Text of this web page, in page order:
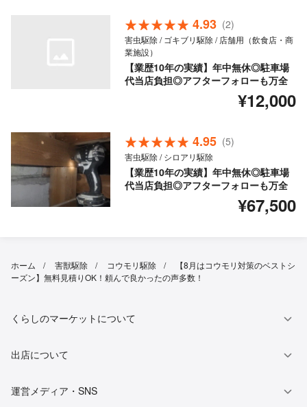
4.93 (2)
害虫駆除 / ゴキブリ駆除 / 店舗用（飲食店・商
業施設）
【業歴10年の実績】年中無休◎駐車場
代当店負担◎アフターフォローも万全
¥12,000
4.95 (5)
害虫駆除 / シロアリ駆除
【業歴10年の実績】年中無休◎駐車場
代当店負担◎アフターフォローも万全
¥67,500
ホーム 害獣駆除 コウモリ駆除
【8月はコウモリ対策のベストシ
ーズン】無料見積りOK！頼んで良かったの声多数！
くらしのマーケットについて
出店について
運営メディア・SNS